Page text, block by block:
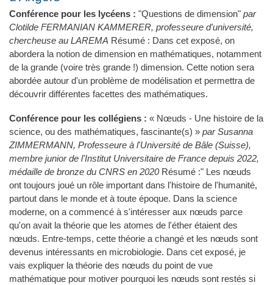
Conférence pour les lycéens : "Questions de dimension" par
Clotilde FERMANIAN KAMMERER, professeure d'université,
chercheuse au LAREMA Résumé : Dans cet exposé, on
abordera la notion de dimension en mathématiques, notamment
de la grande (voire très grande !) dimension. Cette notion sera
abordée autour d'un problème de modélisation et permettra de
découvrir différentes facettes des mathématiques.
Conférence pour les collégiens : « Nœuds - Une histoire de la
science, ou des mathématiques, fascinante(s) » par Susanna
ZIMMERMANN, Professeure à l'Université de Bâle (Suisse),
membre junior de l'Institut Universitaire de France depuis 2022,
médaille de bronze du CNRS en 2020Résumé :" Les nœuds
ont toujours joué un rôle important dans l'histoire de l'humanité,
partout dans le monde et à toute époque. Dans la science
moderne, on a commencé à s'intéresser aux nœuds parce
qu'on avait la théorie que les atomes de l'éther étaient des
nœuds. Entre-temps, cette théorie a changé et les nœuds sont
devenus intéressants en microbiologie. Dans cet exposé, je
vais expliquer la théorie des nœuds du point de vue
mathématique pour motiver pourquoi les nœuds sont restés si